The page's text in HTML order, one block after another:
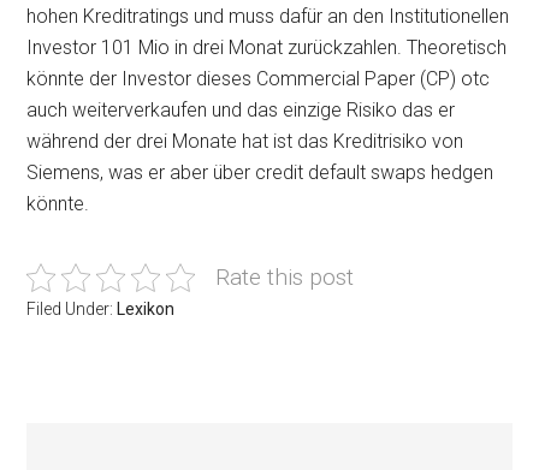
hohen Kreditratings und muss dafür an den Institutionellen
Investor 101 Mio in drei Monat zurückzahlen. Theoretisch
könnte der Investor dieses Commercial Paper (CP) otc
auch weiterverkaufen und das einzige Risiko das er
während der drei Monate hat ist das Kreditrisiko von
Siemens, was er aber über credit default swaps hedgen
könnte.
Rate this post
Filed Under: Lexikon